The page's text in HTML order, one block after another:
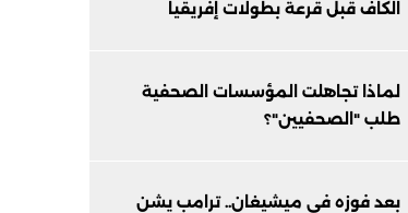
الكاف قبل قرعة بطولات إفريقيا
لماذا تجاهلت المؤسسات الصحفية
طلب "الصحفيين"؟
بعد فوزه في ميشيغان.. ترامب يشن